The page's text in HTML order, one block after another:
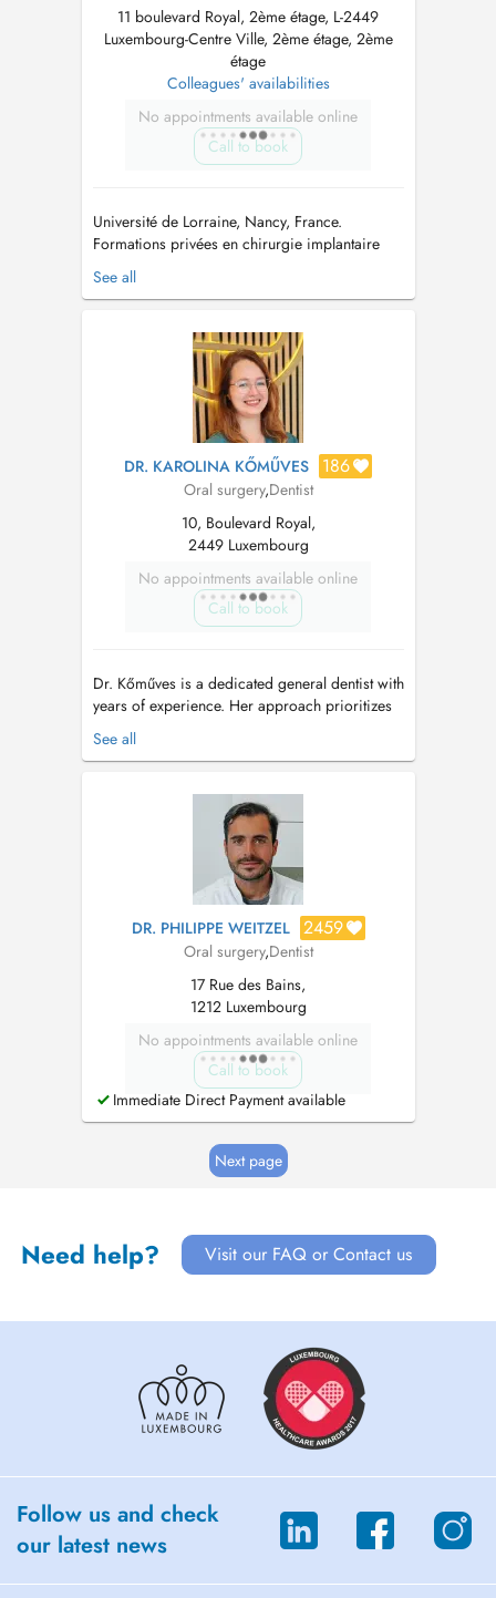
11 boulevard Royal, 2ème étage, L-2449
Luxembourg-Centre Ville, 2ème étage, 2ème
étage
Colleagues' availabilities
No appointments available online
Call to book
Université de Lorraine, Nancy, France.
Formations privées en chirurgie implantaire
Certificat AFCN/FANC pour l utilisation et l
exploitation de cone beam CT - Université
Grand Duché du Luxembourg => Nous ne
pratiquons que de la chirurgie. => ...
See all
DR. KAROLINA KŐMŰVES 186
Oral surgery,Dentist
10, Boulevard Royal,
2449 Luxembourg
No appointments available online
Call to book
Dr. Kőműves is a dedicated general dentist with
years of experience. Her approach prioritizes
not only your comfort, but also your trust by
delivering superior dental care. With an
offers comprehensive treatments tailored to
long-term oral health. Grad...
See all
DR. PHILIPPE WEITZEL 2459
Oral surgery,Dentist
17 Rue des Bains,
1212 Luxembourg
No appointments available online
Call to book
Immediate Direct Payment available
Next page
Need help? Visit our FAQ or Contact us
Follow us and check
our latest news